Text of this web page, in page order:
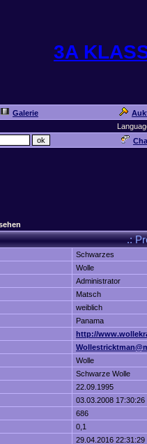
3A
Galerie
.:
Schwarzes
Wolle
Administrator
Matsch
weiblich
Panama
http://
Wolle
Schwarze Wolle
22.09.1995
03.03.2008 17:30:26
686
0,1
29.04.2016 22:31:29